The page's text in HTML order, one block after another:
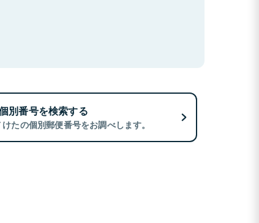
別番号を検索する
たの個別郵便番号をお調べします。